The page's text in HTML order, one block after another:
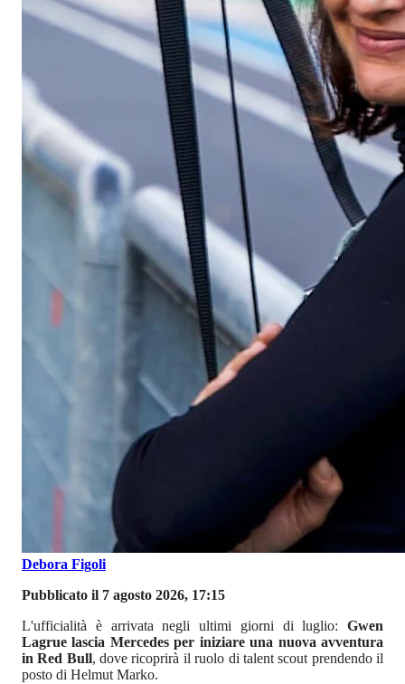
Debora Figoli
Pubblicato il 7 agosto 2026, 17:15
L'ufficialità è arrivata negli ultimi giorni di luglio: Gwen
Lagrue lascia Mercedes per iniziare una nuova avventura
in Red Bull, dove ricoprirà il ruolo di talent scout prendendo il
posto di Helmut Marko.